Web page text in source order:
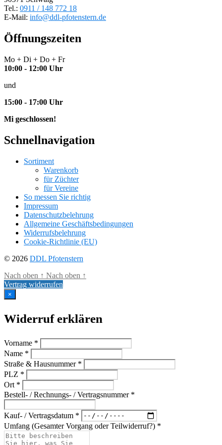
Tel.: 0911 / 148 772 18
E-Mail: info@ddl-pfotenstern.de
Öffnungszeiten
Mo + Di + Do + Fr
10:00 - 12:00 Uhr
und
15:00 - 17:00 Uhr
Mi geschlossen!
Schnellnavigation
Sortiment
Warenkorb
für Züchter
für Vereine
So messen Sie richtig
Impressum
Datenschutzbelehrung
Allgemeine Geschäftsbedingungen
Widerrufsbelehrung
Cookie-Richtlinie (EU)
© 2026 DDL Pfotenstern
Nach oben ↑ Nach oben ↑
Vertrag widerrufen
×
Widerruf erklären
Vorname *
Name *
Straße & Hausnummer *
PLZ *
Ort *
Bestell- / Rechnungs- / Vertragsnummer *
Kauf- / Vertragsdatum *
Umfang (Gesamter Vorgang oder Teilwiderruf?) *